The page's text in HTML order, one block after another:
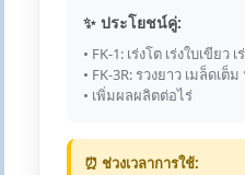
✨ ประโยชน์คู่:
• FK-1: เร่งโต เร่งใบเขียว
• FK-3R: รวงยาว เมล็ดเต็
• เพิ่มผลผลิตต่อไร่
⏰ ช่วงเวลาการใช้: